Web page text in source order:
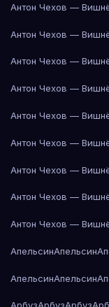
Антон Чехов —
Антон Чехов —
Антон Чехов —
Антон Чехов —
Антон Чехов —
Антон Чехов —
Антон Чехов —
Антон Чехов —
Антон Чехов —
АпельсинАпельсин
АпельсинАпельсин